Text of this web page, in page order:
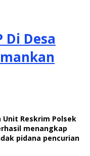
Di Desa
Unit Reskrim Polsek
menangkap
pidana pencurian